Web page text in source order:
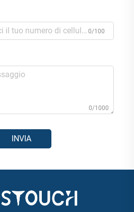
0/100
0/1000
INVIA